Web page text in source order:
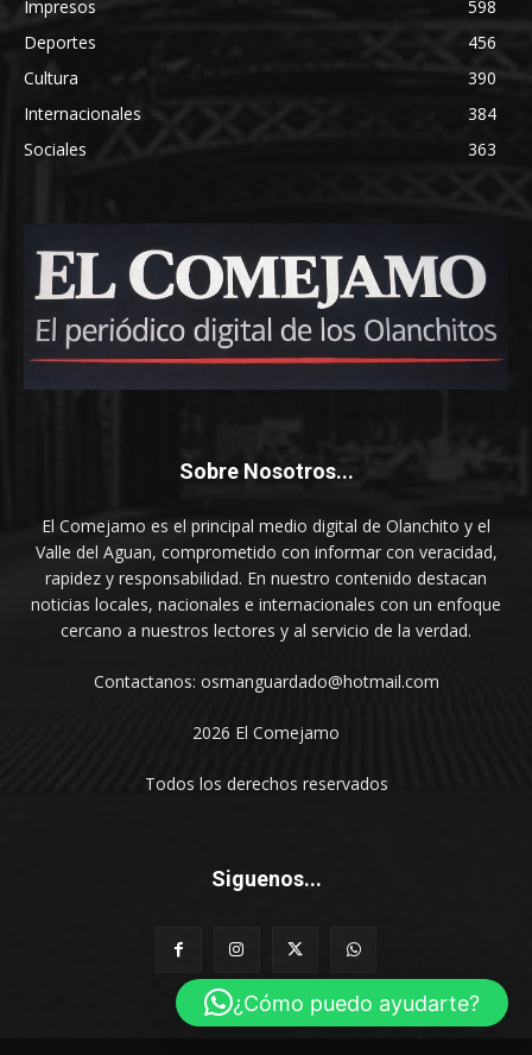
Impresos
598
Deportes
456
Cultura
390
Internacionales
384
Sociales
363
Sobre Nosotros...
El Comejamo es el principal medio digital de Olanchito y el
Valle del Aguan, comprometido con informar con veracidad,
rapidez y responsabilidad. En nuestro contenido destacan
noticias locales, nacionales e internacionales con un enfoque
cercano a nuestros lectores y al servicio de la verdad.
Contactanos: osmanguardado@hotmail.com
2026 El Comejamo
Todos los derechos reservados
Siguenos...
¿Cómo puedo ayudarte?